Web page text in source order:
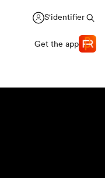
S'identifier
Get the app